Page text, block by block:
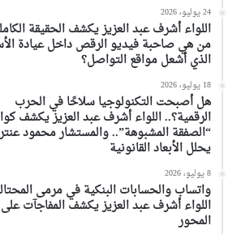
24 يوليو، 2026
اللواء أشرف عبد العزيز يكشف الحقيقة
من هي صاحبة فيديو الرقص داخل عيادة
الذي أشعل مواقع التواصل؟
18 يوليو، 2026
هل أصبحت التكنولوجيا سلاحًا في الحرب
الرقمية؟.. اللواء أشرف عبد العزيز يكشف
“الصفقة المشبوهة”.. والمستشار محمود
يحلل الأبعاد القانونية
8 يوليو، 2026
واتساب والحسابات البنكية في مرمى
اللواء أشرف عبد العزيز يكشف المفاجآت على
المحور